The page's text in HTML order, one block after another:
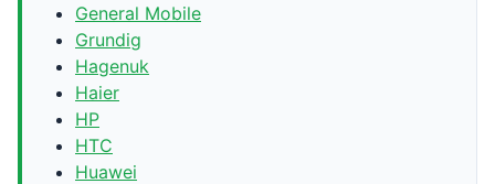
General Mobile
Grundig
Hagenuk
Haier
HP
HTC
Huawei